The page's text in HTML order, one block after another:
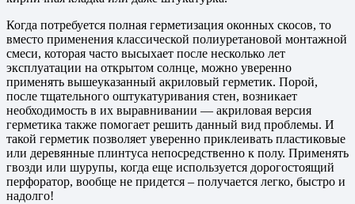
Когда потребуется полная герметизация оконных скосов, то
вместо применения классической полиуретановой монтажной
смеси, которая часто высыхает после несколько лет
эксплуатации на открытом солнце, можно уверенно
применять вышеуказанный акриловый герметик. Порой,
после тщательного оштукатуривания стен, возникает
необходимость в их выравнивании — акриловая версия
герметика также помогает решить данный вид проблемы. И
такой герметик позволяет уверенно приклеивать пластиковые
или деревянные плинтуса непосредственно к полу. Применять
гвозди или шурупы, когда еще используется дорогостоящий
перфоратор, вообще не придется – получается легко, быстро и
надолго!